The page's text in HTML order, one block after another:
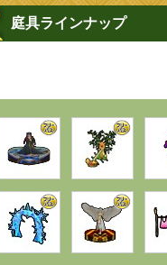
庭具ラインナップ